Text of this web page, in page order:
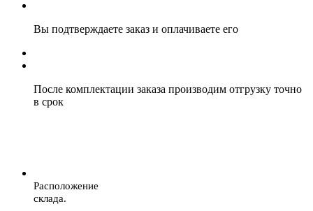
Вы подтверждаете заказ и оплачиваете его
После комплектации заказа производим отгрузку точно
в срок
Расположение
склада.